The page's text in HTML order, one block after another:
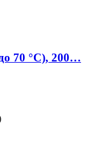
70 °C), 200…